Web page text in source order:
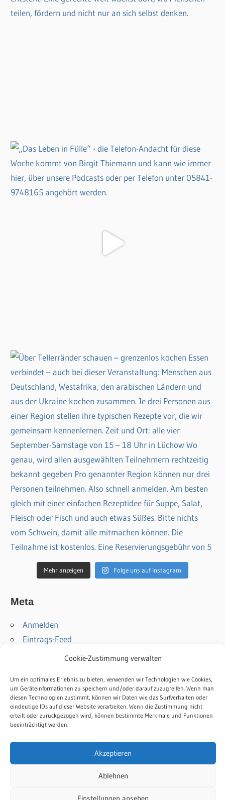
Cookie-Zustimmung verwalten
Um ein optimales Erlebnis zu bieten, verwenden wir Technologien wie Cookies,
um Geräteinformationen zu speichern und/oder darauf zuzugreifen. Wenn man
diesen Technologien zustimmt, können wir Daten wie das Surfverhalten oder
eindeutige IDs auf dieser Website verarbeiten. Wenn die Zustimmung nicht
erteilt oder zurückgezogen wird, können bestimmte Merkmale und Funktionen
beeinträchtigt werden.
Akzeptieren
Ablehnen
Einstellungen ansehen
Mehr anzeigen Folge uns auf Instagram
Meta
Anmelden
Eintrags-Feed
Kommentar-Feed
Kontakt
Impressum
Datenschutz